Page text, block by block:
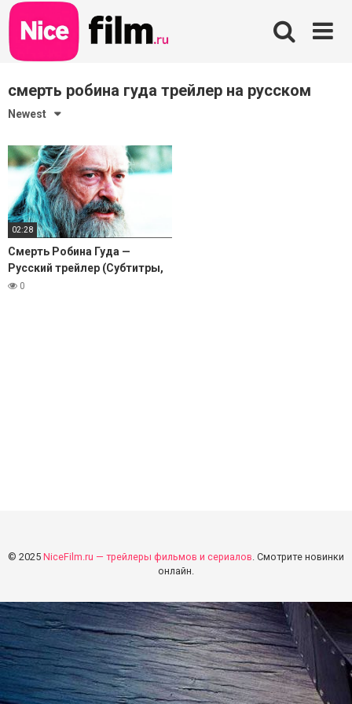
Skip
to
content
смерть робина гуда трейлер на русском
Newest
02:28
Смерть Робина Гуда —
Русский трейлер (Субтитры,
4К, 2026)
0
© 2025 NiceFilm.ru — трейлеры фильмов и сериалов. Смотрите новинки
онлайн.